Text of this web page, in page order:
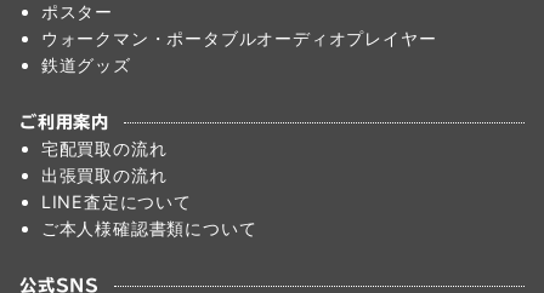
ポスター
ウォークマン・ポータブルオーディオプレイヤー
鉄道グッズ
ご利用案内
宅配買取の流れ
出張買取の流れ
LINE査定について
ご本人様確認書類について
公式SNS